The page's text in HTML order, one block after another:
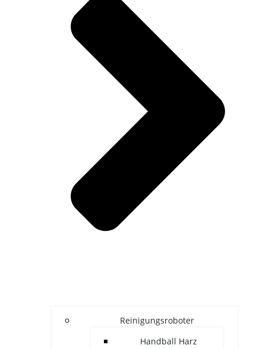
Reinigungsroboter
Handball Harz